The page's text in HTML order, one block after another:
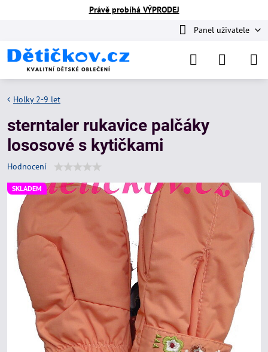
Právě probíhá VÝPRODEJ
Panel uživatele
SKLADEM
Holky 2-9 let
sterntaler rukavice palčáky
lososové s kytičkami
Hodnocení